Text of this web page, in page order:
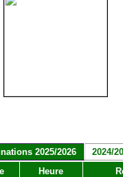
2025/2026
2024/
Heure